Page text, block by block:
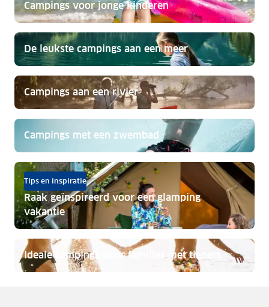
Campings voor jonge kinderen
De leukste campings aan een meer
Campings aan een rivier
Campings met een zwembad
Tips en inspiratie
Raak geïnspireerd voor een glamping
vakantie
Ideale campings voor families met tieners